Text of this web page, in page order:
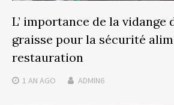
L’ importance de la vidange
graisse pour la sécurité
restauration
1 AN AGO ADMIN6